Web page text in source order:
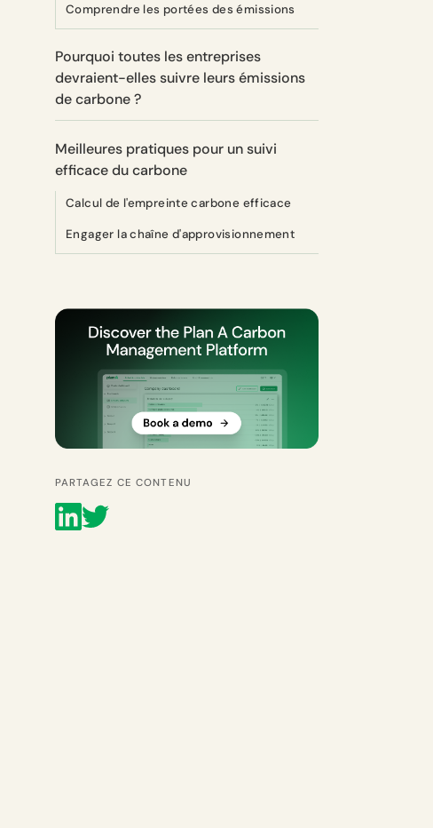
Comprendre les portées des émissions
Pourquoi toutes les entreprises
devraient-elles suivre leurs émissions
de carbone ?
Meilleures pratiques pour un suivi
efficace du carbone
Calcul de l'empreinte carbone efficace
Engager la chaîne d'approvisionnement
PARTAGEZ CE CONTENU